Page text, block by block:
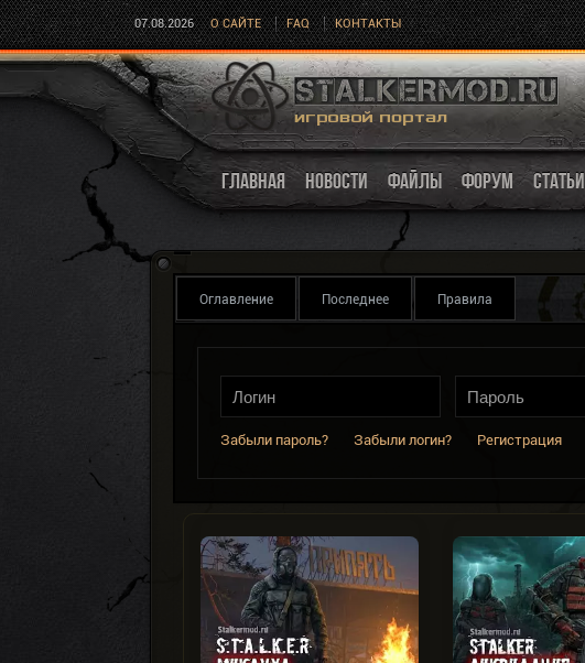
07.08.2026 О САЙТЕ FAQ КОНТАКТЫ
ГЛАВНАЯ НОВОСТИ ФАЙЛЫ ФОРУМ СТАТЬИ
Оглавление Последнее Правила
Забыли пароль? Забыли логин? Регистрация